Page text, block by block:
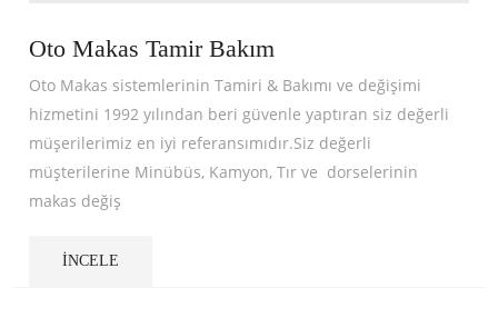
Oto Makas Tamir Bakım
Oto Makas sistemlerinin Tamiri & Bakımı ve değişimi
hizmetini 1992 yılından beri güvenle yaptıran siz değerli
müşerilerimiz en iyi referansımıdır.Siz değerli
müşterilerine Minübüs, Kamyon, Tır ve dorselerinin
makas değiş
İNCELE